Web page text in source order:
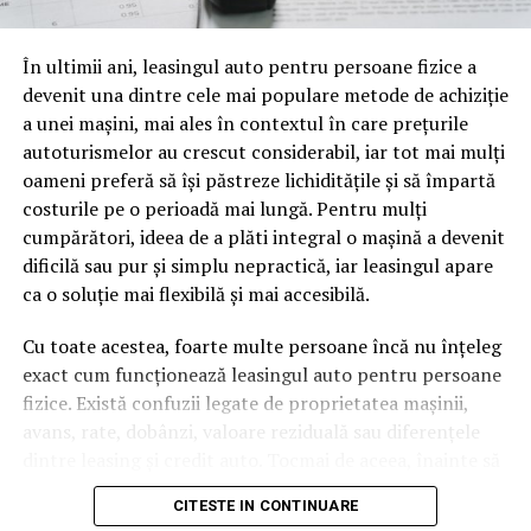
oamenii cu adevărat. Dacă transcrierea ajunge pe o
cuvinte tematice, scrise exact în limbajul în care se
caută.
Apoi vine partea de comportament. O pagină pe care
vizitatorii stau zece, cincisprezece minute ca să
urmărească replay-ul trimite un semnal greu de ignorat.
Google nu îți măsoară direct satisfacția, însă timpul
petrecut, scrollul și revenirile spun ceva despre cât de
util e materialul.
Și mai e ceva ce se uită ușor. Un webinar reușit atrage
linkuri aproape de la sine. Cineva îl menționează într-un
newsletter, altcineva îl citează într-un articol, un
partener îl trimite în comunitatea lui. Fiecare astfel de
tău, iar autoritatea e moneda forte în SEO.
În ultimii ani, leasingul auto pentru persoane fizice a
devenit una dintre cele mai populare metode de achiziție
a unei mașini, mai ales în contextul în care prețurile
autoturismelor au crescut considerabil, iar tot mai mulți
oameni preferă să își păstreze lichiditățile și să împartă
costurile pe o perioadă mai lungă. Pentru mulți
cumpărători, ideea de a plăti integral o mașină a devenit
dificilă sau pur și simplu nepractică, iar leasingul apare
ca o soluție mai flexibilă și mai accesibilă.
Cu toate acestea, foarte multe persoane încă nu înțeleg
exact cum funcționează leasingul auto pentru persoane
fizice. Există confuzii legate de proprietatea mașinii,
avans, rate, dobânzi, valoare reziduală sau diferențele
semnezi orice contract, este important să înțelegi clar
mecanismul acestui tip de finanțare și să știi la ce să fii
CITESTE IN CONTINUARE